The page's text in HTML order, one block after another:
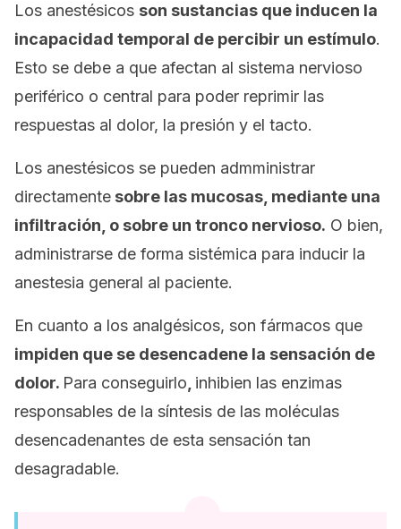
Los anestésicos son sustancias que inducen la
incapacidad temporal de percibir un estímulo.
Esto se debe a que afectan al sistema nervioso
periférico o central para poder reprimir las
respuestas al dolor, la presión y el tacto.
Los anestésicos se pueden admministrar
directamente sobre las mucosas, mediante una
infiltración, o sobre un tronco nervioso. O bien,
administrarse de forma sistémica para inducir la
anestesia general al paciente.
En cuanto a los analgésicos, son fármacos que
impiden que se desencadene la sensación de
dolor. Para conseguirlo inhibien las enzimas
responsables de la síntesis de las moléculas
desencadenantes de esta sensación tan
desagradable.